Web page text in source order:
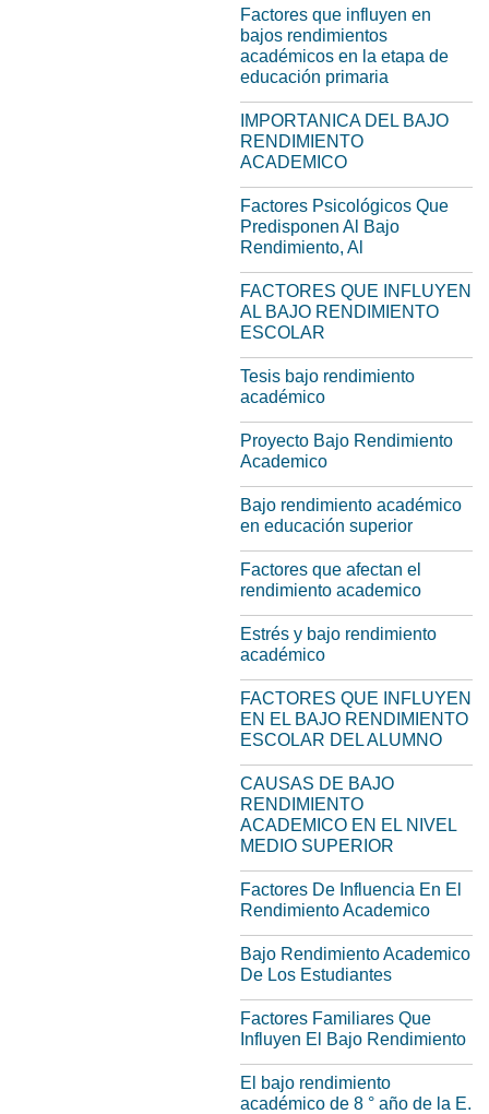
Factores que influyen en
bajos rendimientos
académicos en la etapa de
educación primaria
IMPORTANICA DEL BAJO
RENDIMIENTO
ACADEMICO
Factores Psicológicos Que
Predisponen Al Bajo
Rendimiento, Al
FACTORES QUE INFLUYEN
AL BAJO RENDIMIENTO
ESCOLAR
Tesis bajo rendimiento
académico
Proyecto Bajo Rendimiento
Academico
Bajo rendimiento académico
en educación superior
Factores que afectan el
rendimiento academico
Estrés y bajo rendimiento
académico
FACTORES QUE INFLUYEN
EN EL BAJO RENDIMIENTO
ESCOLAR DEL ALUMNO
CAUSAS DE BAJO
RENDIMIENTO
ACADEMICO EN EL NIVEL
MEDIO SUPERIOR
Factores De Influencia En El
Rendimiento Academico
Bajo Rendimiento Academico
De Los Estudiantes
Factores Familiares Que
Influyen El Bajo Rendimiento
El bajo rendimiento
académico de 8 ° año de la E.